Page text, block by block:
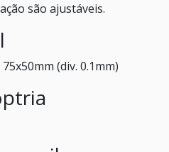
são ajustáveis.
(div. 0.1mm)